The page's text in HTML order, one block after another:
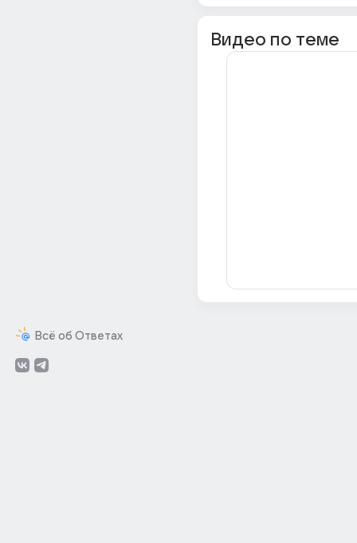
Всё об Ответах
Видео по теме